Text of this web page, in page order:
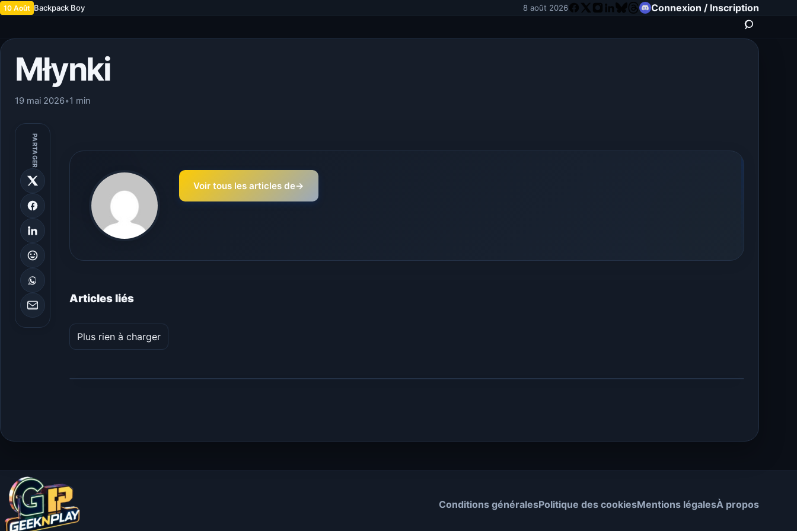
10 Août Backpack Boy 8 août 2026 Connexion / Inscription
Młynki
19 mai 2026•1 min
PARTAGER
Voir tous les articles de→
Articles liés
Plus rien à charger
Conditions généralesPolitique des cookiesMentions légalesÀ propos